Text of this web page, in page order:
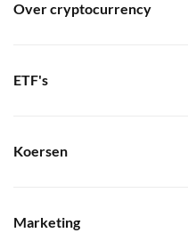
Over cryptocurrency
ETF's
Koersen
Marketing